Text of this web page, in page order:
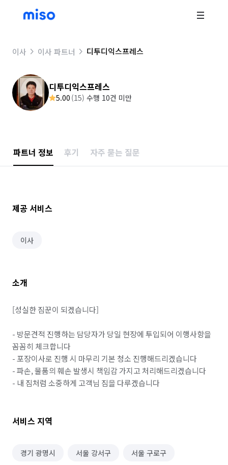
이사 이사 파트너 디투디익스프레스
디투디익스프레스
5.00 (15) 수행 10건 미만
파트너 정보 후기 자주 묻는 질문
제공 서비스
이사
소개
[성실한 짐꾼이 되겠습니다]
- 방문견적 진행하는 담당자가 당일 현장에 투입되어 이행사항을
꼼꼼히 체크합니다
- 포장이사로 진행 시 마무리 기본 청소 진행해드리겠습니다
- 파손, 물품의 훼손 발생시 책임감 가지고 처리해드리겠습니다
- 내 짐처럼 소중하게 고객님 짐을 다루겠습니다
서비스 지역
경기 광명시 서울 강서구 서울 구로구